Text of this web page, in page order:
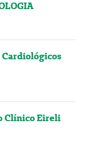
Cardiológicos
Clínico Eireli